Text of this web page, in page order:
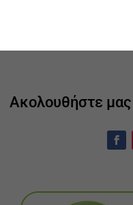
Ακολουθήστε